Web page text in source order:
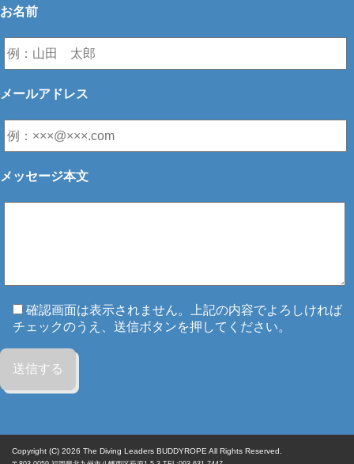
お名前
メールアドレス
メッセージ本文
確認画面は表示されません。上記の内容でよろしければ
チェックのうえ、送信ボタンを押してください。
Copyright (C) 2026 The Diving Leaders BUDDYROPE All Rights Reserved.